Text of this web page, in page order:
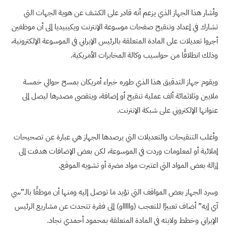
وأشار هذا الجهاز الذي يزعم أنه قادر على الكشف عن هوية الجهات التي
تشارك في إعداد وتنقيح صفحات موسوعة الإنترنت ويكيبيديا إلى أن موظفين
أجروا تعديلات على المادة المتعلقة بالرئيس الإيراني في الموسوعة الإلكترونية،
وذلك انطلاقًا من حواسيب وكالة المخابرات الأمريكية.
ويقوم جهاز التدقيق هذا الذي طوره خبراء أمريكان بمسح حوالي خمسة
ملايين وثلاثمائة ألف عملية تنقيح أو إضافة، ويتقصى مصدرها ليصل إلى
عنوانها الإلكتروني على شبكة الإنترنت.
وأغلب التنقيحات والتعديلات التي يرصدها الجهاز هي عبارة عن تصحيحات
إملائية أو لمعلومات وردت في الموسوعة، لكن بعض الإضافات هدفت إلى
إزالة بعض المواد التي اعتبرت مواد مضرة أو تشويه الموقع.
وسرد الجهاز بعض المواقف التي تؤيد ما توصل إليه ومنها أن موظفًا بالـ”سي
آي إيه” أضاف تعبيرًا للتعجب (واااااو) إلى فقرة تتحدث عن مشاريع الرئيس
الإيراني وخطط ولايته في المادة المتعلقة بمحمود أحمدي نجاد.